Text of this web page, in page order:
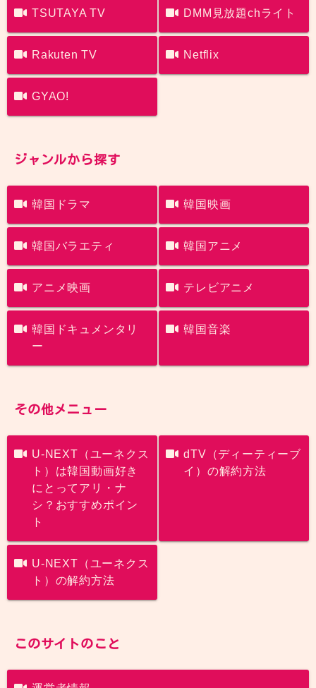
TSUTAYA TV DMM見放題chライト
Rakuten TV Netflix
GYAO!
ジャンルから探す
韓国ドラマ 韓国映画
韓国バラエティ 韓国アニメ
アニメ映画 テレビアニメ
韓国ドキュメンタリ
ー
韓国音楽
その他メニュー
U-NEXT（ユーネクス
ト）は韓国動画好き
にとってアリ・ナ
シ？おすすめポイン
ト
dTV（ディーティーブ
イ）の解約方法
U-NEXT（ユーネクス
ト）の解約方法
このサイトのこと